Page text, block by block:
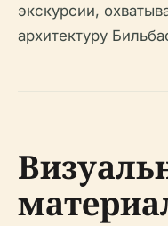
экскурсии,
архитектуру